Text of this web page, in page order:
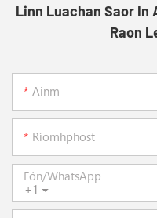
Linn Luachan Saor In
Raon
Ainm
Ríomhphost
+1
Fón/whatsApp